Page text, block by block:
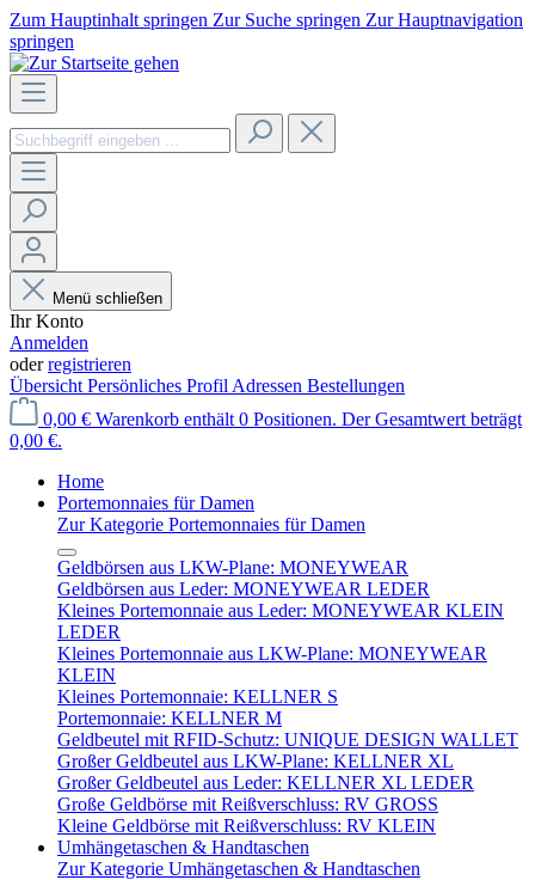
Zum Hauptinhalt springen Zur Suche springen Zur Hauptnavigation
springen
Menü schließen
Ihr Konto
Anmelden
oderregistrieren
Übersicht Persönliches Profil Adressen Bestellungen
0,00 € Warenkorb enthält 0 Positionen. Der Gesamtwert beträgt
0,00 €.
Home
Portemonnaies für Damen
Zur Kategorie Portemonnaies für Damen
Geldbörsen aus LKW-Plane: MONEYWEAR
Geldbörsen aus Leder: MONEYWEAR LEDER
Kleines Portemonnaie aus Leder: MONEYWEAR KLEIN
LEDER
Kleines Portemonnaie aus LKW-Plane: MONEYWEAR
KLEIN
Kleines Portemonnaie: KELLNER S
Portemonnaie: KELLNER M
Geldbeutel mit RFID-Schutz: UNIQUE DESIGN WALLET
Großer Geldbeutel aus LKW-Plane: KELLNER XL
Großer Geldbeutel aus Leder: KELLNER XL LEDER
Große Geldbörse mit Reißverschluss: RV GROSS
Kleine Geldbörse mit Reißverschluss: RV KLEIN
Umhängetaschen & Handtaschen
Zur Kategorie Umhängetaschen & Handtaschen